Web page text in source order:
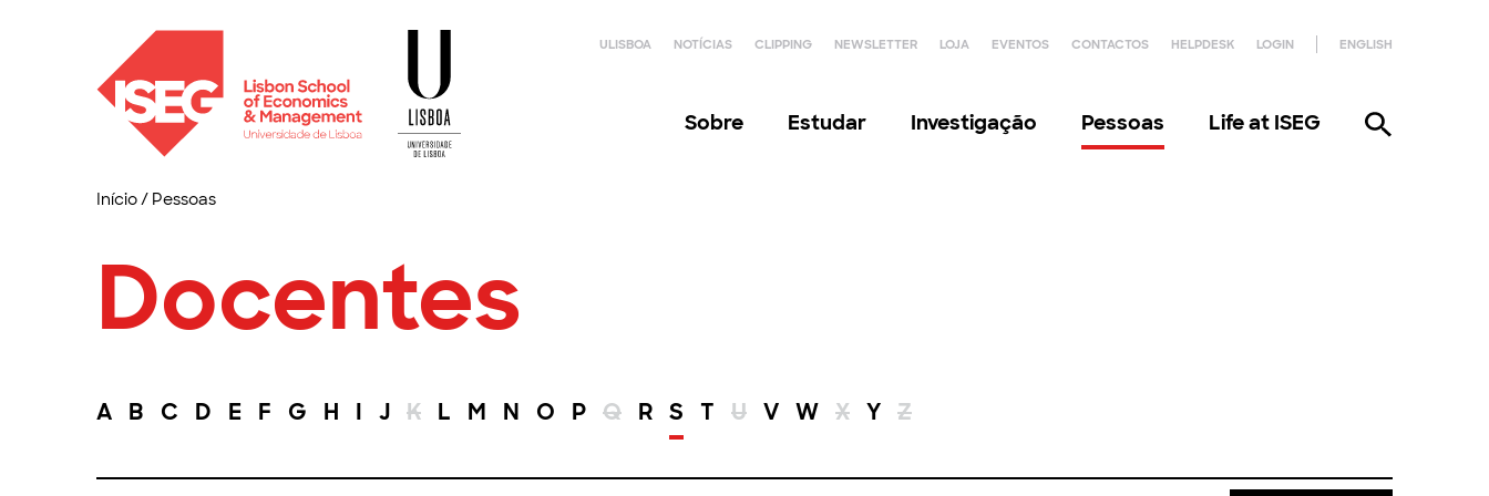
ULISBOA NOTÍCIAS CLIPPING NEWSLETTER LOJA EVENTOS CONTACTOS HELPDESK LOGIN ENGLISH
Sobre Estudar Investigação Pessoas Life at ISEG
Início/ Pessoas
Docentes
A B C D E F G H I J K L M N O P Q R S T U V W X Y Z